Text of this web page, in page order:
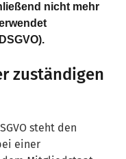
nicht mehr
zuständigen
steht den
einer